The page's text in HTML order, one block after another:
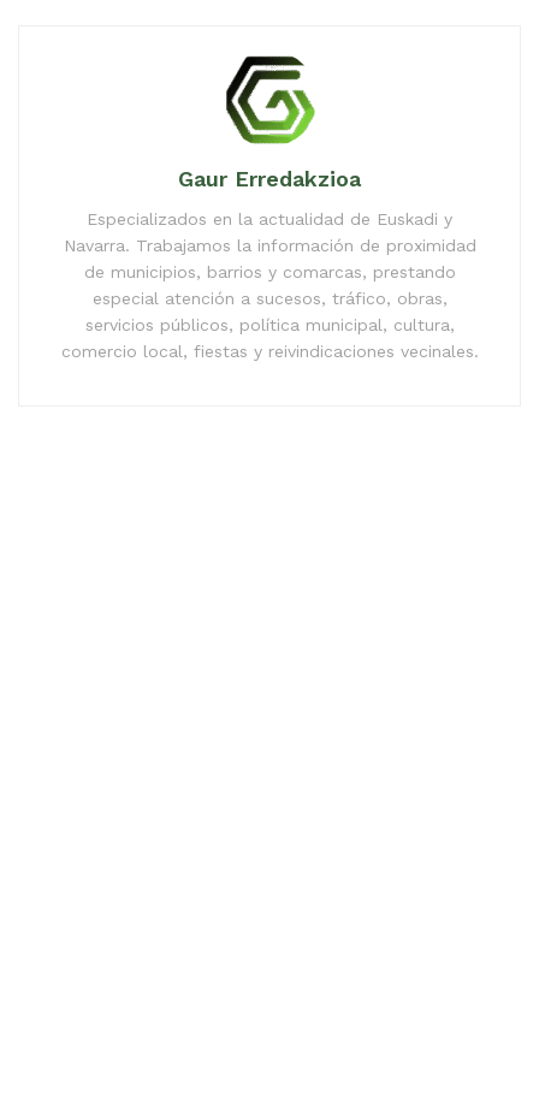
Gaur Erredakzioa
Especializados en la actualidad de Euskadi y
Navarra. Trabajamos la información de proximidad
de municipios, barrios y comarcas, prestando
especial atención a sucesos, tráfico, obras,
servicios públicos, política municipal, cultura,
comercio local, fiestas y reivindicaciones vecinales.